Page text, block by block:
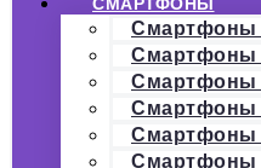
СМАРТФОНЫ
Смартфоны
Смартфоны
Смартфоны
Смартфоны
Смартфоны
Смартфоны